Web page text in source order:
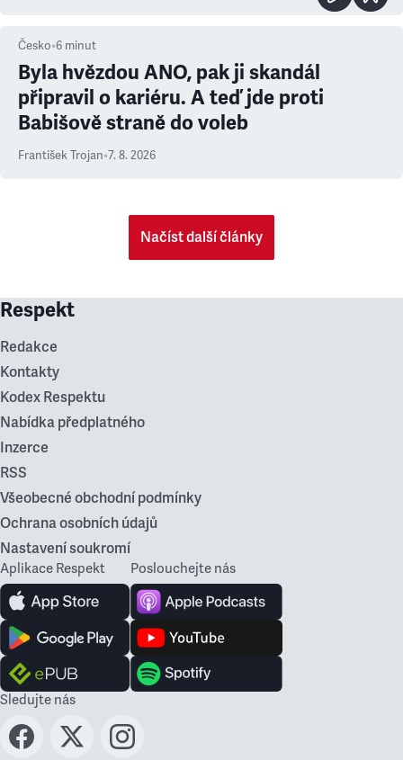
Česko•6 minut
Byla hvězdou ANO, pak ji skandál
připravil o kariéru. A teď jde proti
Babišově straně do voleb
František Trojan•7. 8. 2026
Načíst další články
Respekt
Redakce
Kontakty
Kodex Respektu
Nabídka předplatného
Inzerce
RSS
Všeobecné obchodní podmínky
Ochrana osobních údajů
Nastavení soukromí
Aplikace Respekt Poslouchejte nás
Sledujte nás